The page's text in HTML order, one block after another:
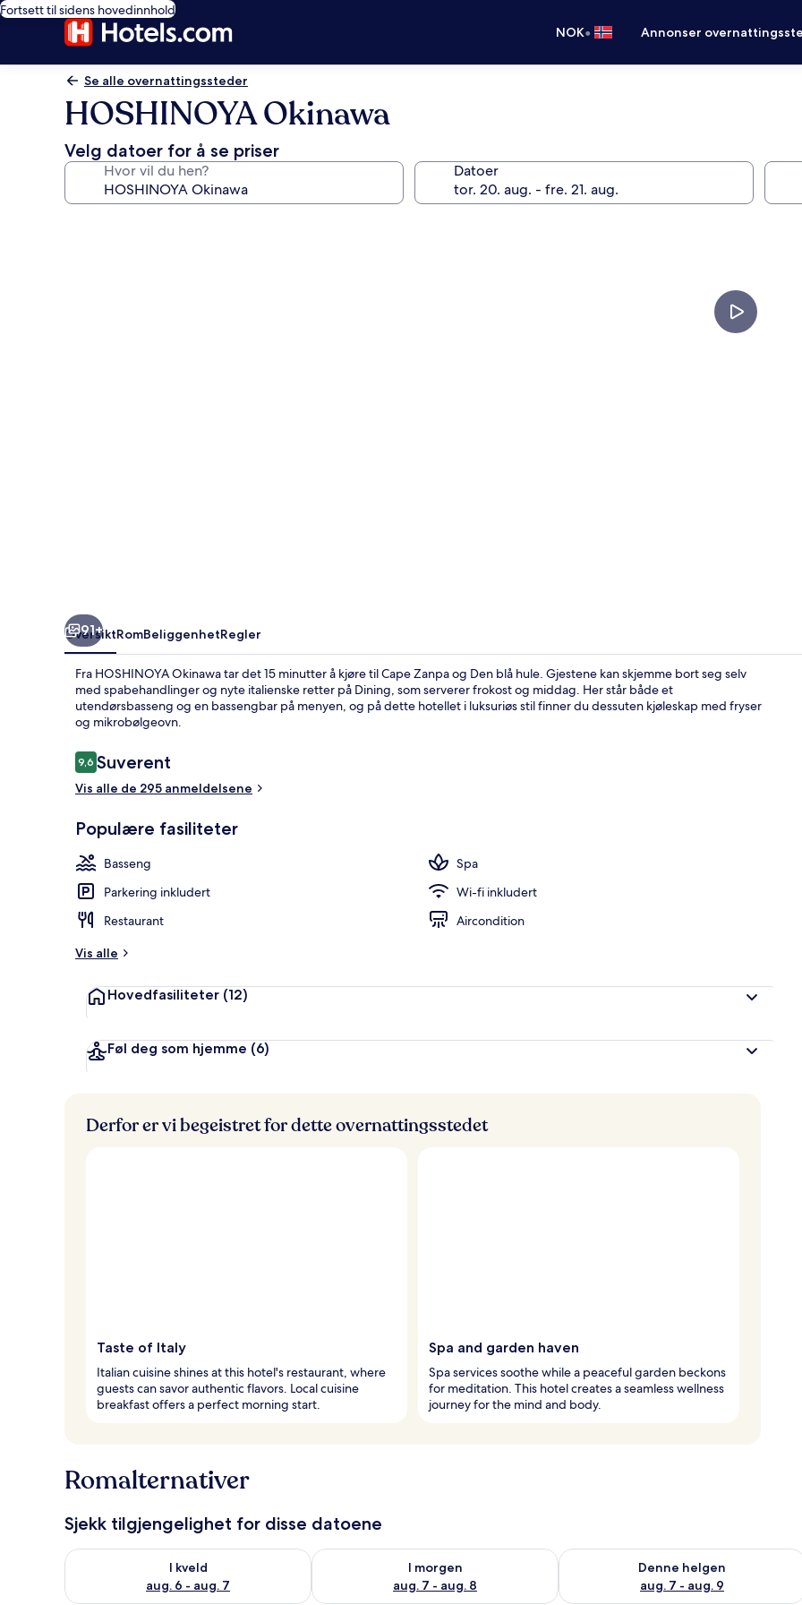
Fortsett til sidens hovedinnhold
NOK• Annonser
Se alle overnattingssteder
HOSHINOYA Okinawa
Velg datoer for å se priser
Hvor vil du hen? Datoer
91+
OversiktRomBeliggenhetRegler
Fra HOSHINOYA Okinawa tar det 15 minutter å kjøre til Cape Zanpa og Den blå hule. Gjestene kan skjemme bort seg selv
med spabehandlinger og nyte italienske retter på Dining, som serverer frokost og middag. Her står både et
utendørsbasseng og en bassengbar på menyen, og på dette hotellet i luksuriøs stil finner du dessuten kjøleskap med fryser
og mikrobølgeovn.
Anmeldelser
9,69,6 av 10 –
Suverent
Vis alle de 295 anmeldelsene
Populære fasiliteter
Basseng
Spa
Parkering inkludert
Wi-fi inkludert
Restaurant
Aircondition
Vis alle
Hovedfasiliteter (12)
Føl deg som hjemme (6)
Derfor er vi begeistret for dette overnattingsstedet
Taste of Italy
Italian cuisine shines at this hotel's restaurant, where
guests can savor authentic flavors. Local cuisine
breakfast offers a perfect morning start.
Spa and garden haven
Spa services soothe while a peaceful garden beckons
for meditation. This hotel creates a seamless wellness
journey for the mind and body.
Romalternativer
Sjekk tilgjengelighet for disse datoene
I kveld
aug. 6 - aug. 7
Sjekk tilgjengelighet for i kveld, aug. 6 - aug. 7
I morgen
aug. 7 - aug. 8
Sjekk tilgjengelighet for i morgen, aug. 7 - aug. 8
Denne helgen
aug. 7 - aug. 9
Sjekk tilgjengelighet for denne